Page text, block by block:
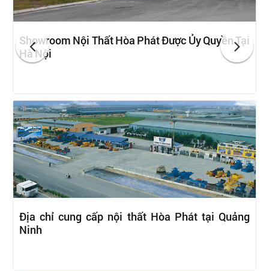
Showroom Nội Thất Hòa Phát Được Ủy Quyền Tại
Hà Nội
Địa chỉ cung cấp nội thất Hòa Phát tại Quảng
Ninh